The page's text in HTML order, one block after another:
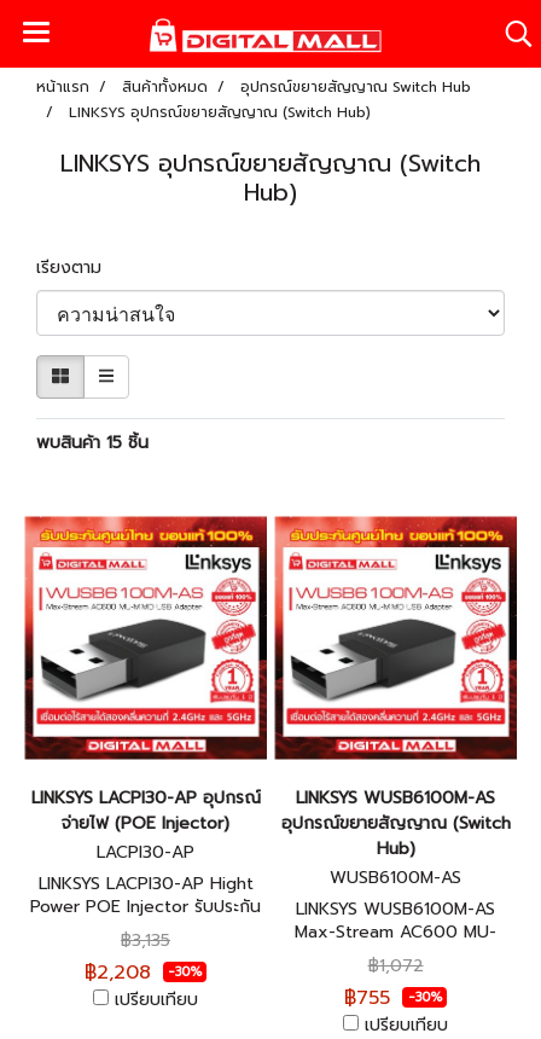
หน้าแรก สินค้าทั้งหมด
อุปกรณ์ขยายสัญญาณ Switch Hub
LINKSYS อุปกรณ์ขยายสัญญาณ (Switch Hub)
LINKSYS อุปกรณ์ขยายสัญญาณ (Switch
Hub)
เรียงตาม
พบสินค้า 15 ชิ้น
LINKSYS LACPI30-AP อุปกรณ์
จ่ายไฟ (POE Injector)
LACPI30-AP
LINKSYS LACPI30-AP Hight
Power POE Injector รับประกัน
ศูนย์ไทย 2 ปี
฿3,135
฿2,208 -30%
เปรียบเทียบ
LINKSYS WUSB6100M-AS
อุปกรณ์ขยายสัญญาณ (Switch
Hub)
WUSB6100M-AS
LINKSYS WUSB6100M-AS
Max-Stream AC600 MU-
MIMO USB Adapter รับประกัน
ศูนย์ไทย 5 ปี
฿1,072
฿755 -30%
เปรียบเทียบ